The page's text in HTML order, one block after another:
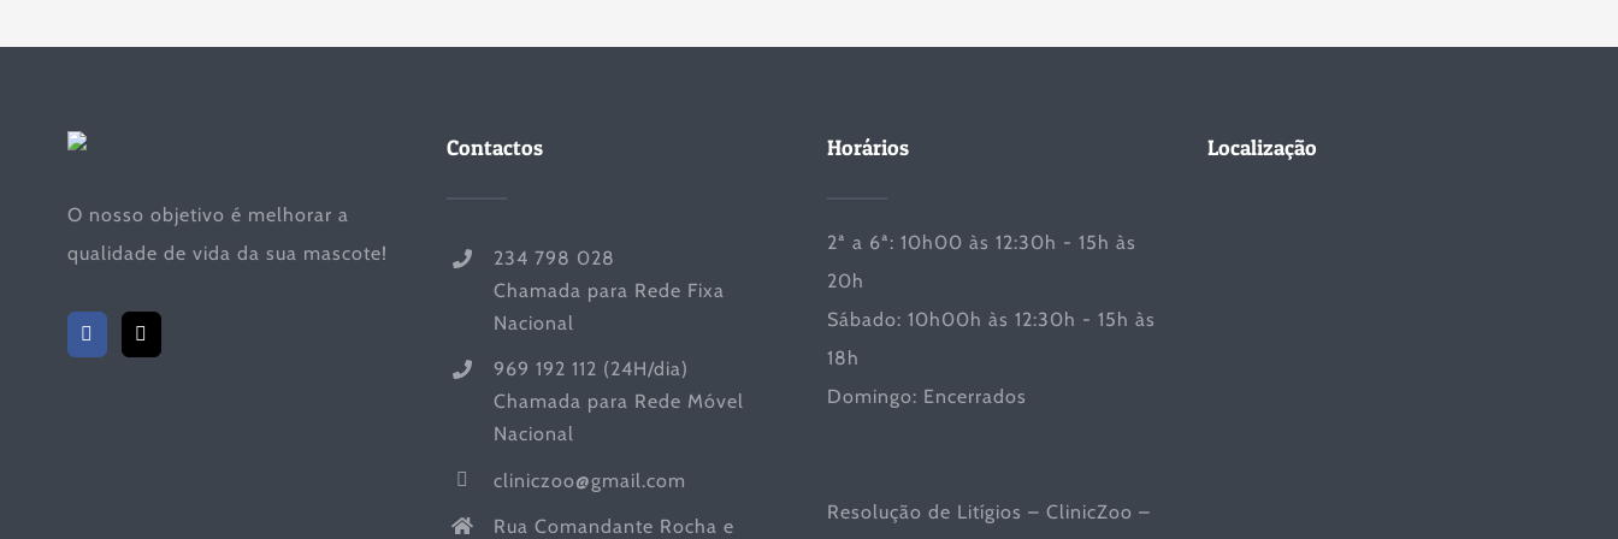
O nosso objetivo é melhorar a
qualidade de vida da sua mascote!
Contactos
234 798 028
Chamada para Rede Fixa
Nacional
969 192 112 (24H/dia)
Chamada para Rede Móvel
Nacional
cliniczoo@gmail.com
Rua Comandante Rocha e
Horários
2ª a 6ª: 10h00 às 12:30h - 15h às
20h
Sábado: 10h00h às 12:30h - 15h às
18h
Domingo: Encerrados
Resolução de Litígios – ClinicZoo –
Localização